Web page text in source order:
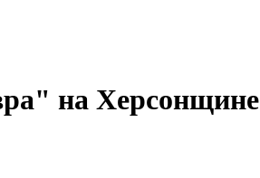
на Херсонщине